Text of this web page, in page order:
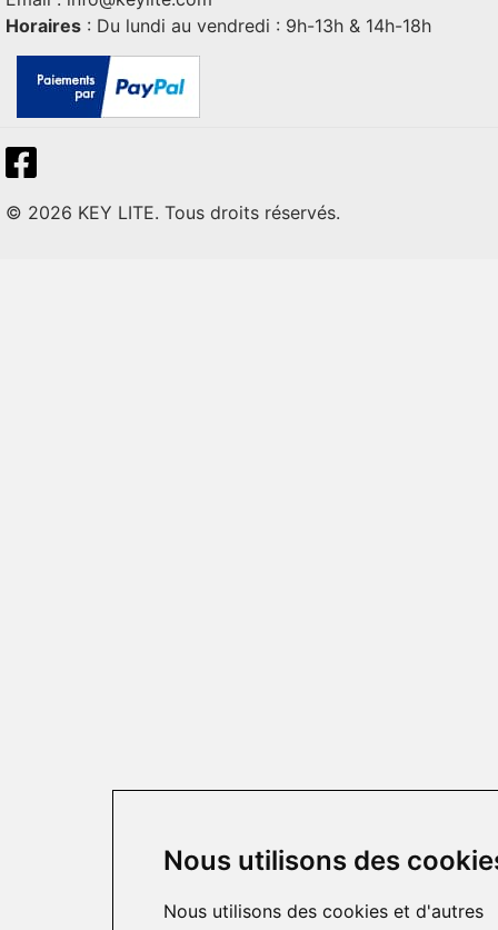
Nous utilisons des
Nous utilisons des cookies et d'autres
Horaires : Du lundi au vendredi : 9h-13h & 14h-18h
© 2026 KEY LITE. Tous droits réservés.